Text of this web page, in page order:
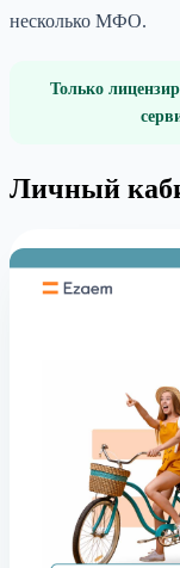
несколько МФО.
Только
Личный